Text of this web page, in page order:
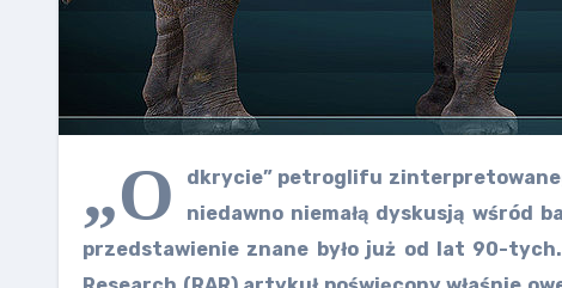
„O
dkrycie” petroglifu
niedawno niemałą dyskusją wśród
przedstawienie znane było już od lat 90-